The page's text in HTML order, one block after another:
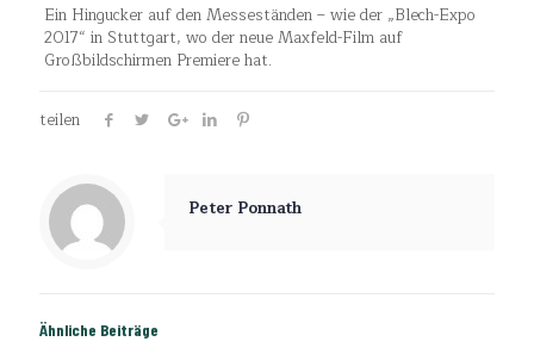
Ein Hingucker auf den Messeständen – wie der „Blech-Expo
2017“ in Stuttgart, wo der neue Maxfeld-Film auf
Großbildschirmen Premiere hat.
teilen
Peter Ponnath
Ähnliche Beiträge